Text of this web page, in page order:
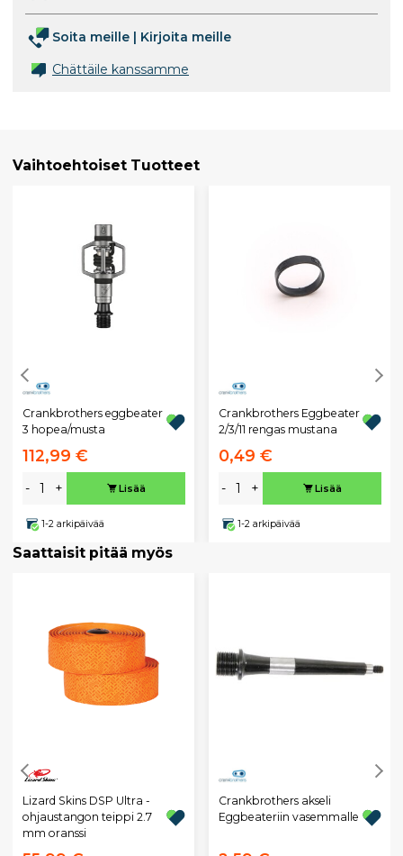
Soita meille
Kirjoita meille
Chättäile kanssamme
Vaihtoehtoiset Tuotteet
Crankbrothers eggbeater
3 hopea/musta
112,99 €
- + Lisää
1-2 arkipäivää
Crankbrothers Eggbeater
2/3/11 rengas mustana
0,49 €
- + Lisää
1-2 arkipäivää
Saattaisit pitää myös
Lizard Skins DSP Ultra -
ohjaustangon teippi 2.7
mm oranssi
Crankbrothers akseli
Eggbeateriin vasemmalle